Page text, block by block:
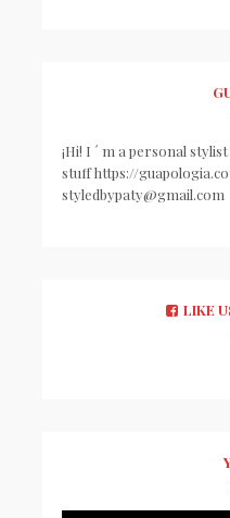
¡Hi! I ´ m a personal
stuff https://
styledbypaty@gmail.com
LIKE